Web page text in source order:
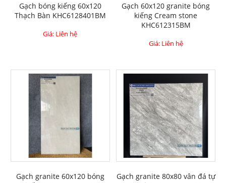
Gạch bóng kiếng 60x120
Thạch Bàn KHC6128401BM
Giá: Liên hệ
Gạch 60x120 granite bóng
kiếng Cream stone
KHC612315BM
Giá: Liên hệ
Gạch granite 60x120 bóng
Gạch granite 80x80 vân đá tự